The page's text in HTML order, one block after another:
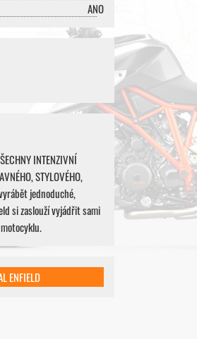
ENFIELD
INTENZIVNÍ
STYLOVÉHO,
jednoduché,
si zaslouží vyjádřit sami
ANO